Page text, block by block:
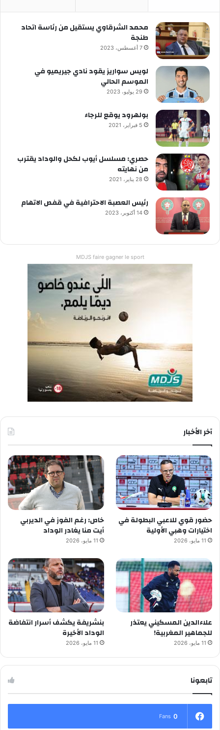
محمد الشرقاوي يستقيل من رئاسة اتحاد
طنجة
7 أغسطس، 2023
لويس سواريز يقود نادي جيريميو في
الموسم الحالي
29 يوليو، 2023
بولهرود يوقع للرجاء
5 فبراير، 2021
حصري: مسلسل أيوب لكحل والوداد يقترب
من نهايته
28 يناير، 2021
رئيس العصبة الاحترافية في قفص الاتهام
14 أكتوبر، 2023
MDJS faire gagner le sport
آخر الأخبار
حضور قوي للاعبي البطولة في
اختيارات وهبي الأولية
11 مايو، 2026
خاص: رغم الفوز في الديربي
أيت منا يغادر الوداد
11 مايو، 2026
علاءالدين المسكيني يعتذر
للجماهير المغربية!
11 مايو، 2026
بنشريفة يكشف أسرار انتفاضة
الوداد الأخيرة
11 مايو، 2026
تابعونا
0
Fans